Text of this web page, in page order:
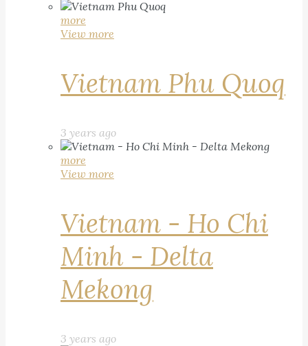
more
View more
Vietnam Phu Quoq
3 years ago
more
View more
Vietnam - Ho Chi
Minh - Delta
Mekong
3 years ago